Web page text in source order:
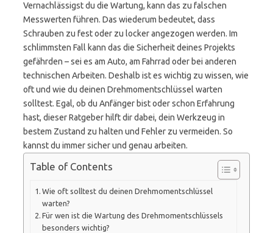
Vernachlässigst du die Wartung, kann das zu falschen
Messwerten führen. Das wiederum bedeutet, dass
Schrauben zu fest oder zu locker angezogen werden. Im
schlimmsten Fall kann das die Sicherheit deines Projekts
gefährden – sei es am Auto, am Fahrrad oder bei anderen
technischen Arbeiten. Deshalb ist es wichtig zu wissen, wie
oft und wie du deinen Drehmomentschlüssel warten
solltest. Egal, ob du Anfänger bist oder schon Erfahrung
hast, dieser Ratgeber hilft dir dabei, dein Werkzeug in
bestem Zustand zu halten und Fehler zu vermeiden. So
kannst du immer sicher und genau arbeiten.
Table of Contents
Wie oft solltest du deinen Drehmomentschlüssel
warten?
Für wen ist die Wartung des Drehmomentschlüssels
besonders wichtig?